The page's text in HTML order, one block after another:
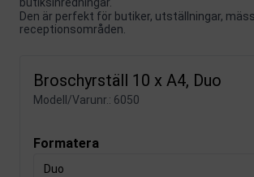
Den är perfekt för butiker, utställningar,
receptionsområden.
Broschyrställ 10 x A4, Duo
Modell/Varunr.: 6050
Formatera
Duo